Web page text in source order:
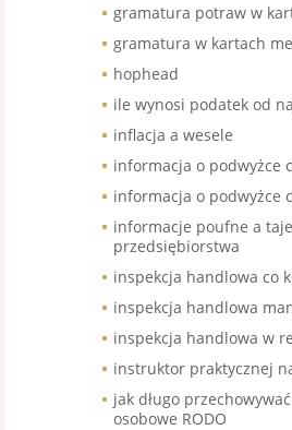
gramatura potraw w
gramatura w kartach
hophead
ile wynosi podatek od
inflacja a wesele
informacja o podwyżce
informacja o podwyżce
informacje poufne a
przedsiębiorstwa
inspekcja handlowa co
inspekcja handlowa
inspekcja handlowa w
instruktor praktycznej
jak długo
osobowe RODO